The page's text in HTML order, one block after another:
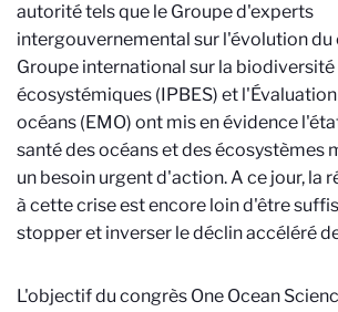
autorité tels que le Groupe d'experts
intergouvernemental sur l'évolution du
Groupe international sur la
écosystémiques (IPBES) et
océans (EMO) ont mis en évidence
santé des océans et des écosystèmes
un besoin urgent d'action. A ce jour, la
à cette crise est encore loin d'être
stopper et inverser le déclin accéléré
L'objectif du congrès One Ocean